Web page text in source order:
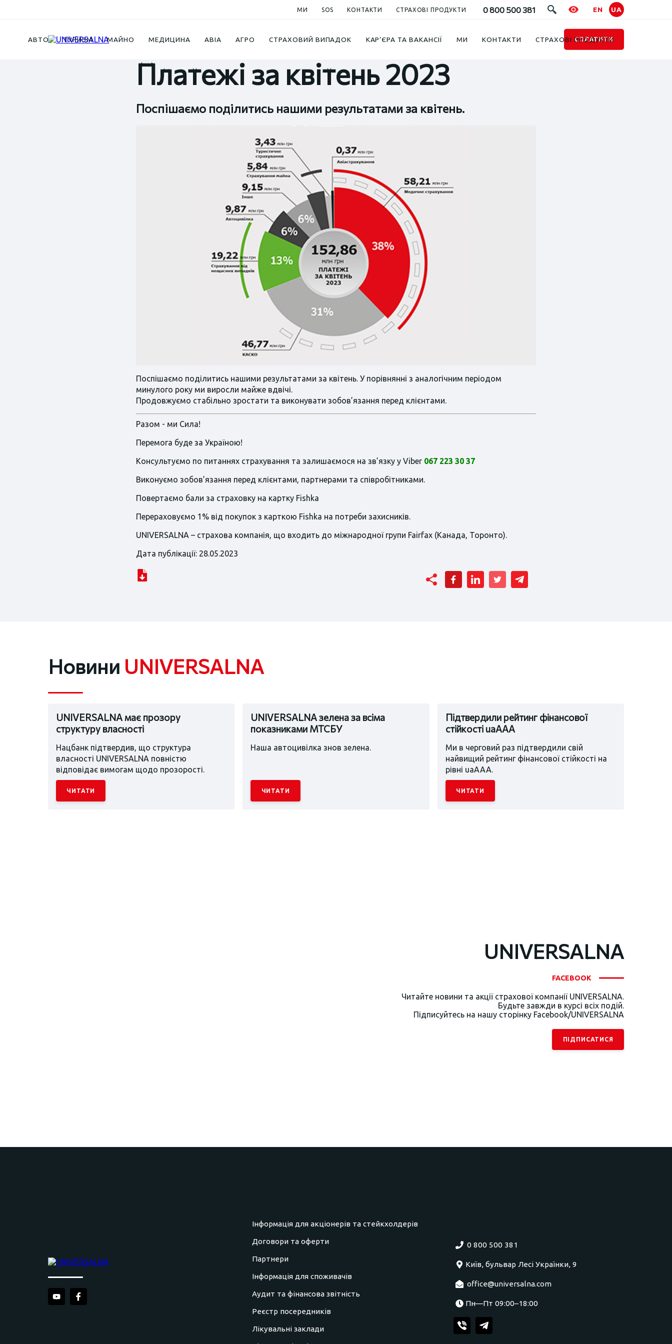
МИ SOS КОНТАКТИ СТРАХОВІ ПРОДУКТИ 0 800 500 381 EN UA
АВТО ТУРИЗМ МАЙНО МЕДИЦИНА АВІА АГРО СТРАХОВИЙ ВИПАДОК КАР’ЄРА ТА ВАКАНСІЇ МИ КОНТАКТИ СТРАХОВІ ПРОДУКТИ
СПЛАТИТИ
Платежі за квітень 2023
Поспішаємо поділитись нашими результатами за квітень.
Поспішаємо поділитись нашими результатами за квітень. У порівнянні з аналогічним періодом
минулого року ми виросли майже вдвічі.
Продовжуємо стабільно зростати та виконувати зобов’язання перед клієнтами.
Разом - ми Сила!
Перемога буде за Україною!
Консультуємо по питаннях страхування та залишаємося на зв’язку у Viber 067 223 30 37
Виконуємо зобов’язання перед клієнтами, партнерами та співробітниками.
Повертаємо бали за страховку на картку Fishka
Перераховуємо 1% від покупок з карткою Fishka на потреби захисників.
UNIVERSALNA – страхова компанія, що входить до міжнародної групи Fairfax (Канада, Торонто).
Дата публікації: 28.05.2023
Новини UNIVERSALNA
UNIVERSALNA має прозору
структуру власності
Нацбанк підтвердив, що структура
власності UNIVERSALNA повністю
відповідає вимогам щодо прозорості.
ЧИТАТИ
UNIVERSALNA зелена за всіма
показниками МТСБУ
Наша автоцивілка знов зелена.
ЧИТАТИ
Підтвердили рейтинг фінансової
стійкості uaAAA
Ми в черговий раз підтвердили свій
найвищий рейтинг фінансової стійкості на
рівні uaААА.
ЧИТАТИ
UNIVERSALNA
FACEBOOK
Читайте новини та акції страхової компанії UNIVERSALNA.
Будьте завжди в курсі всіх подій.
Підписуйтесь на нашу сторінку Facebook/UNIVERSALNA
ПІДПИСАТИСЯ
Інформація для акціонерів та стейкхолдерів
Договори та оферти
Партнери
Інформація для споживачів
Аудит та фінансова звітність
Реєстр посередників
Лікувальні заклади
0 800 500 381
Київ, бульвар Лесі Українки, 9
office@universalna.com
Пн—Пт 09:00–18:00